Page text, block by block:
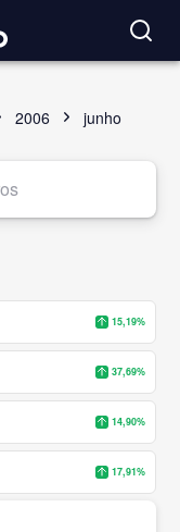
2006 junho
15,19%
37,69%
14,90%
17,91%